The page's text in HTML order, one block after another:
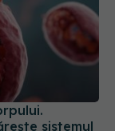
sistemul